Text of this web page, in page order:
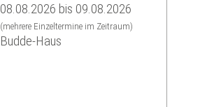
08.08.2026 bis 09.08.2026
(mehrere Einzeltermine im Zeitraum)
Budde-Haus